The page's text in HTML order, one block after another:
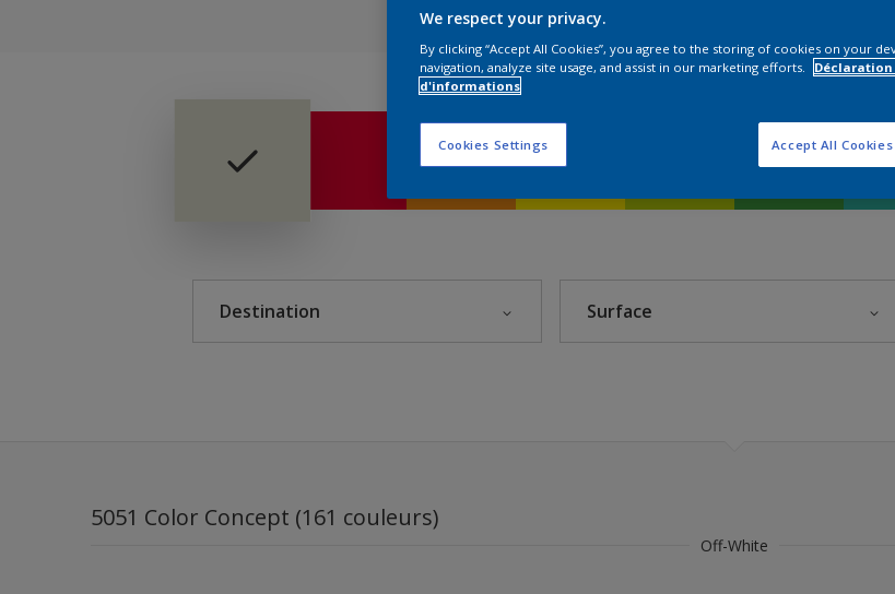
5051 Color Concept
Destination Surface
5051 Color Concept (161 couleurs)
Off-White
We respect your privacy.
By clicking “Accept All Cookies”, you agree to the storing of cookies on your
navigation, analyze site usage, and assist in our marketing efforts.
Déclaration
d'informations
Cookies Settings Accept All Cookies